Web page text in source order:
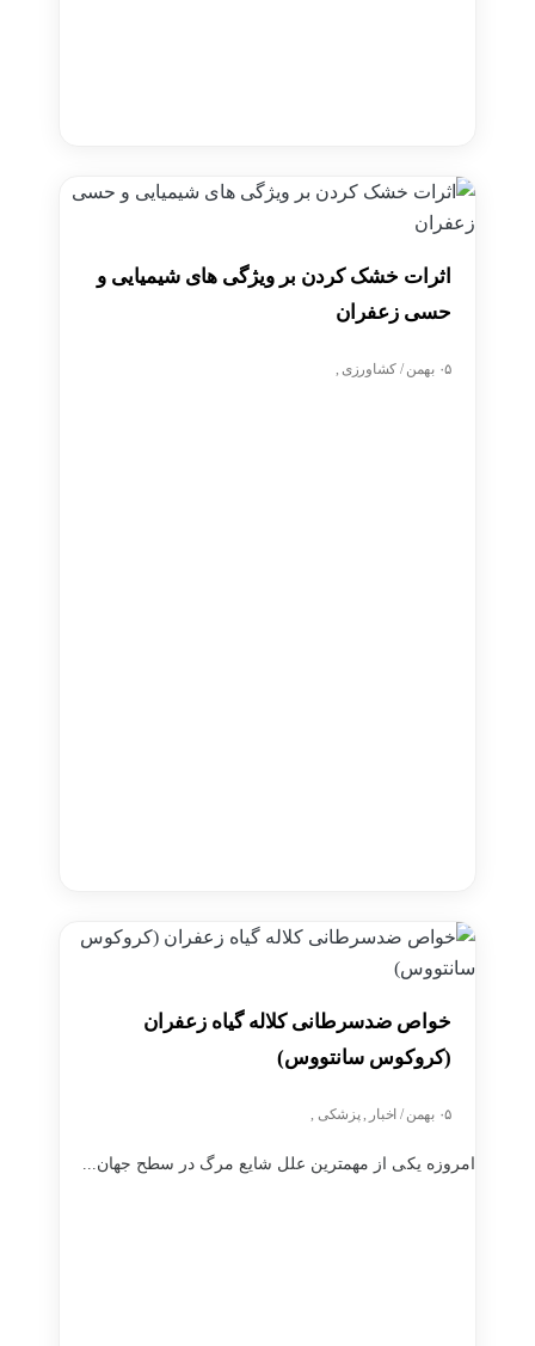
اثرات خشک کردن بر ویژگی های شیمیایی و
حسی زعفران
۰۵ بهمن / کشاورزی ,
خواص ضدسرطانی کلاله گیاه زعفران
(کروکوس سانتووس)
۰۵ بهمن / اخبار , پزشکی ,
امروزه یکی از مهمترین علل شایع مرگ در سطح جهان...